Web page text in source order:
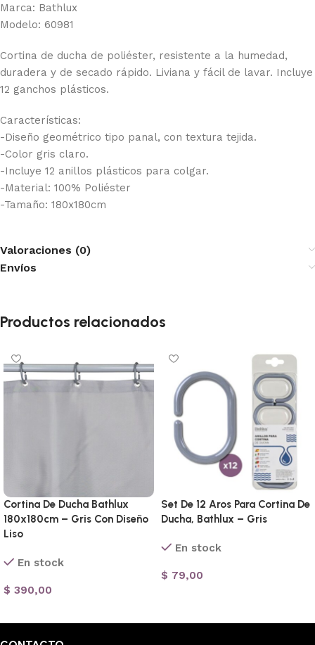
Marca: Bathlux
Modelo: 60981
Cortina de ducha de poliéster, resistente a la humedad,
duradera y de secado rápido. Liviana y fácil de lavar. Incluye
12 ganchos plásticos.
Características:
-Diseño geométrico tipo panal, con textura tejida.
-Color gris claro.
-Incluye 12 anillos plásticos para colgar.
-Material: 100% Poliéster
-Tamaño: 180x180cm
Valoraciones (0)
Envíos
Productos relacionados
Cortina De Ducha Bathlux
180x180cm – Gris Con Diseño
Liso
En stock
$ 390,00
Set De 12 Aros Para Cortina De
Ducha, Bathlux – Gris
En stock
$ 79,00